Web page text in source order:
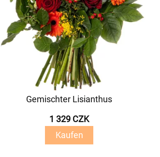
Gemischter Lisianthus
1 329 CZK
Kaufen